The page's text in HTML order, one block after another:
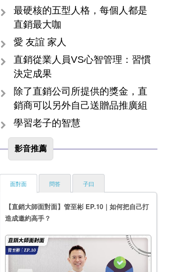
最硬核的五型人格，每個人都是
直銷最大咖
愛 友誼 家人
直銷從業人員VS心智管理：習慣
決定成果
除了直銷公司所提供的獎金，直
銷商可以另外自己送贈品推廣組
學習老子的智慧
影音推薦
面對面
【直銷大師面對面】管至彬 EP.10｜如何把自己打
造成邀約高手？
問答 子曰